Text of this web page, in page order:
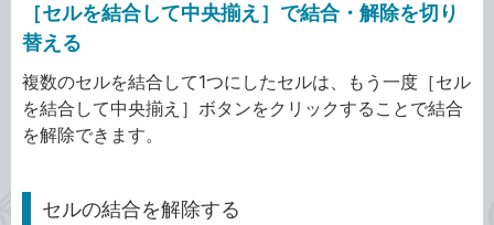
［セルを結合して中央揃え］で結合・解除を切り
替える
複数のセルを結合して1つにしたセルは、もう一度［セル
を結合して中央揃え］ボタンをクリックすることで結合
を解除できます。
セルの結合を解除する